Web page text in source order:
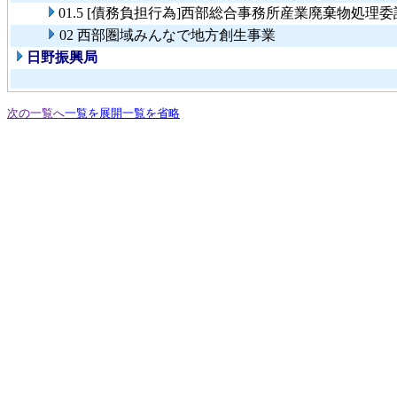
01.5 [債務負担行為]西部総合事務所産業廃棄物処理委
02 西部圏域みんなで地方創生事業
日野振興局
次の一覧へ一覧を展開一覧を省略